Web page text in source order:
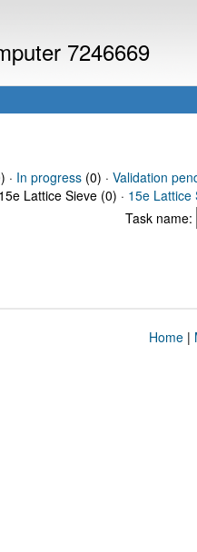
7246669
· In progress(0) · Validation
Lattice Sieve (0) · 15e Lattice
Task name:
Home|